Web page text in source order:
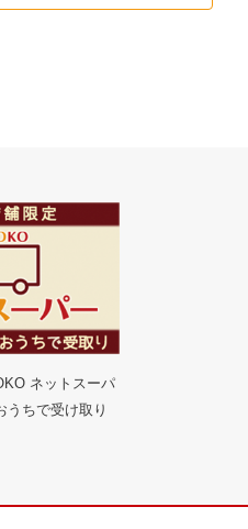
ネットスーパ
うちで受け取り